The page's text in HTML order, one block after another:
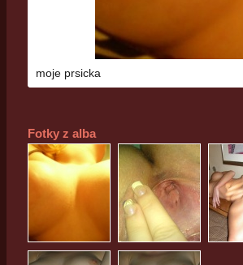
moje prsicka
Fotky z alba